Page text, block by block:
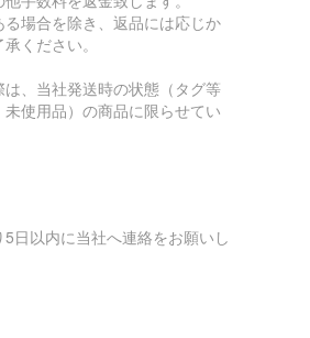
場合を除き、返品には応じか
ください。
は、当社発送時の状態（タグ等
使用品）の商品に限らせてい
日以内に当社へ連絡をお願いし